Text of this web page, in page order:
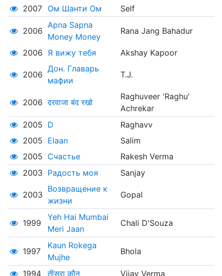
2007
Ом Шанти Ом Self
2006
Apna Sapna
Money Money
Rana Jang Bahadur
2006 Я вижу тебя Akshay Kapoor
2006
Дон. Главарь
мафии
T.J.
2006 दरवाजा बंद रखो
Raghuveer 'Raghu'
Achrekar
2005 D
Raghavv
2005 Elaan
Salim
2005 Счастье
Rakesh Verma
2003 Радость моя Sanjay
2003
Возвращение к
жизни
Gopal
1999
Yeh Hai Mumbai
Meri Jaan
Chali D'Souza
1997
Kaun Rokega
Mujhe
Bhola
1994 तीसरा कौन Vijay Verma